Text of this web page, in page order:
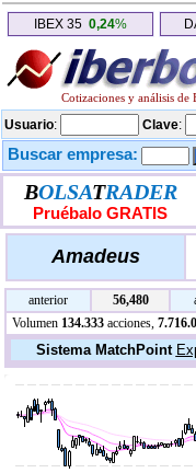
IBEX 35 0,24%
Cotizaciones y análisis de
Usuario: Clave:
Buscar empresa:
BOLSATRADER
Pruébalo GRATIS
Amadeus
anterior 56,480
Volumen 134.333 acciones,